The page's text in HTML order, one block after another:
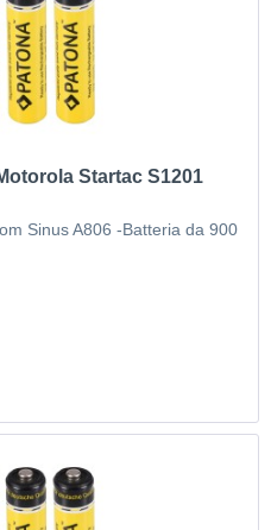
Startac S1201
Sinus A806 -Batteria da 900